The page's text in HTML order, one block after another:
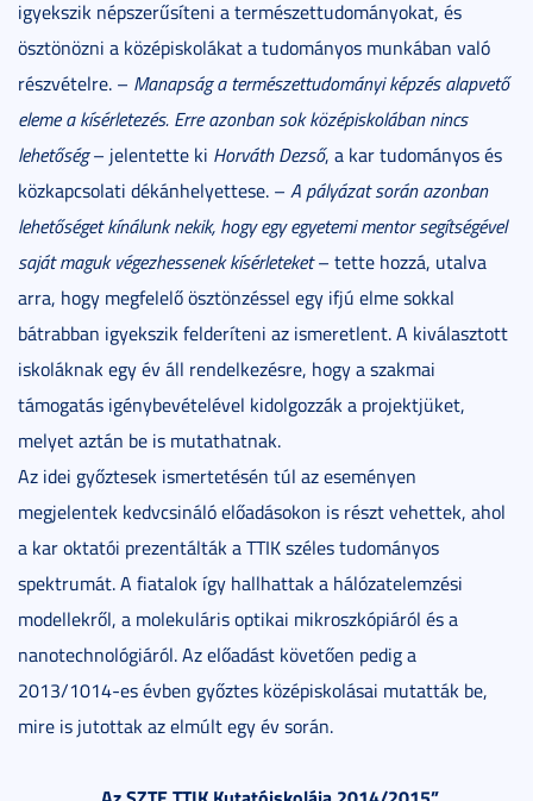
igyekszik népszerűsíteni a természettudományokat, és
ösztönözni a középiskolákat a tudományos munkában való
részvételre. – Manapság a természettudományi képzés alapvető
eleme a kísérletezés. Erre azonban sok középiskolában nincs
lehetőség– jelentette ki Horváth Dezső, a kar tudományos és
közkapcsolati dékánhelyettese. – A pályázat során azonban
lehetőséget kínálunk nekik, hogy egy egyetemi mentor segítségével
saját maguk végezhessenek kísérleteket– tette hozzá, utalva
arra, hogy megfelelő ösztönzéssel egy ifjú elme sokkal
bátrabban igyekszik felderíteni az ismeretlent. A kiválasztott
iskoláknak egy év áll rendelkezésre, hogy a szakmai
támogatás igénybevételével kidolgozzák a projektjüket,
melyet aztán be is mutathatnak.
Az idei győztesek ismertetésén túl az eseményen
megjelentek kedvcsináló előadásokon is részt vehettek, ahol
a kar oktatói prezentálták a TTIK széles tudományos
spektrumát. A fiatalok így hallhattak a hálózatelemzési
modellekről, a molekuláris optikai mikroszkópiáról és a
nanotechnológiáról. Az előadást követően pedig a
2013/1014-es évben győztes középiskolásai mutatták be,
mire is jutottak az elmúlt egy év során.